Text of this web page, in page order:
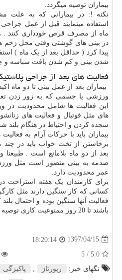
بیماران توصیه میگردد.
نکته !: در بیمارانی که به علت
ماه از مصرف قرص خودداری کنند .
در بینی های گوشتی وقتی محل
پیدا کرد ( حداقل بعد از یک ماه )
شدن بینی و کم شدن بافت سباسه و
فعالیت های بعد از جراحی
بیماران بعد از عمل بینی تا دو ماه
ورزشی یا جسمی که به زور زدن
این فعالیت ها شامل محدودیت در
های مثل فوتبال و فعالیت های
سجده کردن و احتیاط در هنگام بلند
بیماران باید با حرکات آرام به
برخاستن از تخت خواب باید در چند
بعد از دو ماه بلامانع است .
صدمه به بینی متصور است مثل
عمر محدودیت دارد.
برای کارمندان یک هفته
کسانی که کار سنگین دارند مثل
باشند تا 20 روز ممنوعیت کاری توصیه میگردد .
1397/04/15
18:20:14
5.0
/ 5
تگهای خبر:
رپورتاژ پاكیزگی